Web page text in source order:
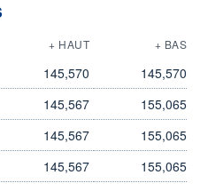
+ HAUT + BAS
145,570
145,570
145,567
155,065
145,567
155,065
145,567
155,065